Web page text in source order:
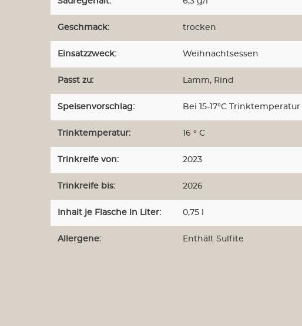
Geschmack: trocken
Einsatzzweck: Weihnachtsessen
Passt zu: Lamm, Rind
Speisenvorschlag: Bei 15-17°C
Trinktemperatur: 16 ° C
Trinkreife von: 2023
Trinkreife bis: 2026
Inhalt je Flasche in Liter: 0,75 l
Allergene: Enthält Sulfite